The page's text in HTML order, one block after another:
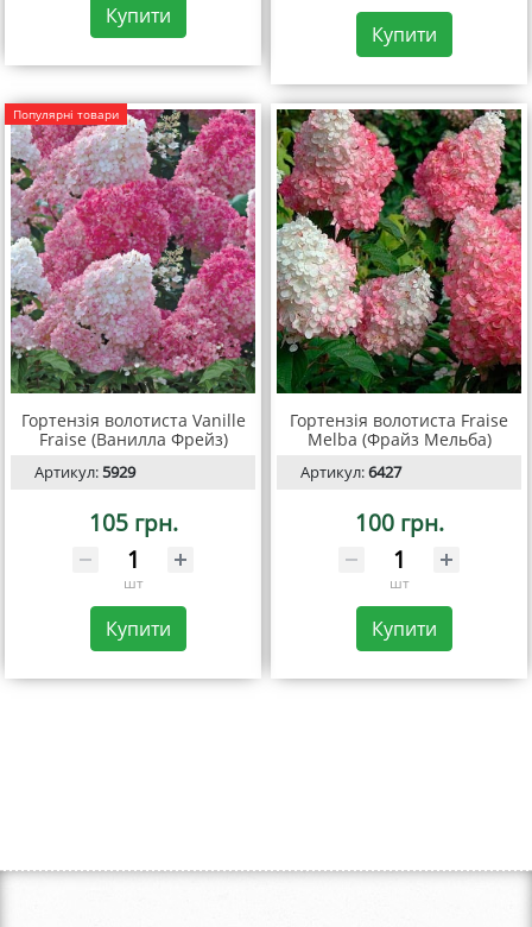
Купити
Купити
Популярні товари
Гортензія волотиста Vanille
Fraise (Ванилла Фрейз)
Артикул:5929
105 грн.
шт
Купити
Гортензія волотиста Fraise
Melba (Фрайз Мельба)
Артикул:6427
100 грн.
шт
Купити